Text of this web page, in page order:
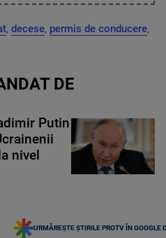
, decese, permis de conducere,
DE
Putin
nivel
URMĂREȘTE ȘTIRILE PROTV ÎN GOOGLE